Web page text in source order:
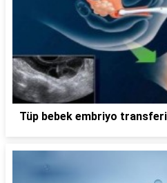
Tüp bebek embriyo